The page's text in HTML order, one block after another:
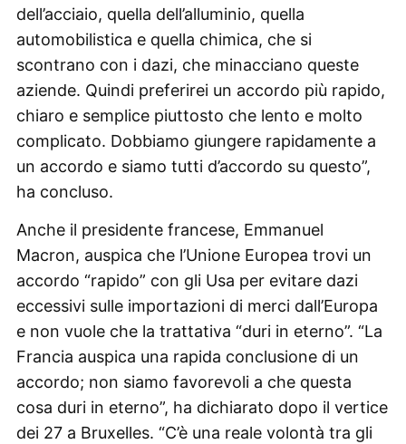
dell’acciaio, quella dell’alluminio, quella
automobilistica e quella chimica, che si
scontrano con i dazi, che minacciano queste
aziende. Quindi preferirei un accordo più rapido,
chiaro e semplice piuttosto che lento e molto
complicato. Dobbiamo giungere rapidamente a
un accordo e siamo tutti d’accordo su questo”,
ha concluso.
Anche il presidente francese, Emmanuel
Macron, auspica che l’Unione Europea trovi un
accordo “rapido” con gli Usa per evitare dazi
eccessivi sulle importazioni di merci dall’Europa
e non vuole che la trattativa “duri in eterno”. “La
Francia auspica una rapida conclusione di un
accordo; non siamo favorevoli a che questa
cosa duri in eterno”, ha dichiarato dopo il vertice
dei 27 a Bruxelles. “C’è una reale volontà tra gli